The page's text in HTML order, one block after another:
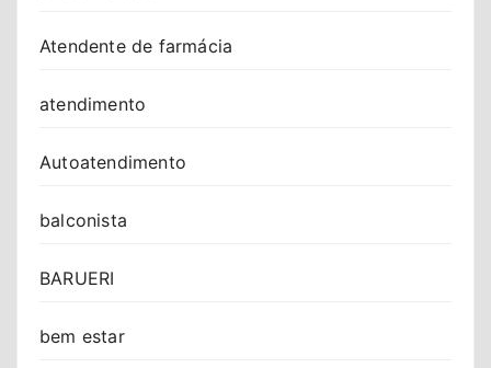
Atendente de farmácia
atendimento
Autoatendimento
balconista
BARUERI
bem estar